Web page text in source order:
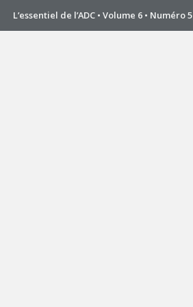
L’essentiel de l’ADC • Volume 6 • Numéro 5